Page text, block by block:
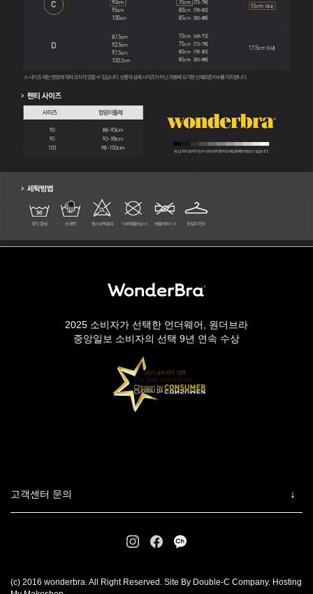
2025 소비자가 선택한 언더웨어, 원더브라
중앙일보 소비자의 선택 9년 연속 수상
고객센터 문의
(c) 2016 wonderbra. All Right Reserved. Site By Double-C Company. Hosting